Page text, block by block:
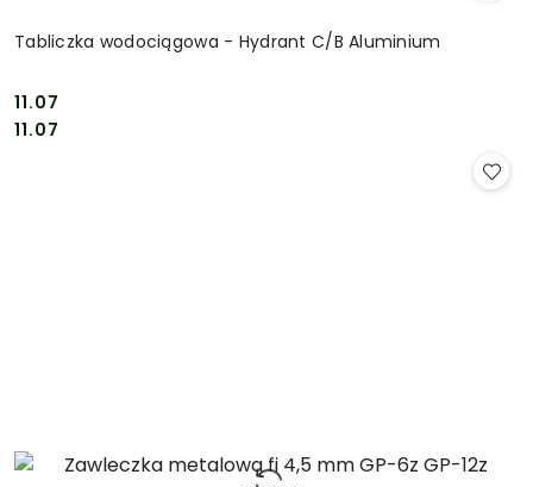
Tabliczka wodociągowa - Hydrant C/B Aluminium
Cena:
11.07
Cena:
11.07